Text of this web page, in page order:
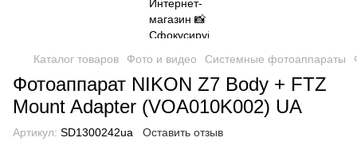
Каталог товаров Фото и видео Системные фотоаппараты
Фотоаппарат NIKON Z7 Body + FTZ
Mount Adapter (VOA010K002) UA
Артикул: SD1300242ua Оставить отзыв